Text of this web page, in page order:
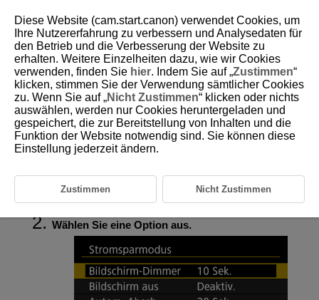
D388-224
Energiesparmodus
Sie können den Zeitpunkt einstellen, zu dem sich der Bildschirm
verdunkelt, zu dem sich der Bildschirm verdunkelt und dann ausschaltet
und zu dem sich die Kamera ausschaltet, nachdem die Kamera nicht
benutzt wurde (BIldschirm-Dimmer, Bildschirm aus und Automatische
Wählen Sie [ :Stromsparmodus] (
).
Wählen Sie eine Option aus.
Diese Website (cam.start.canon) verwendet Cookies, um
Ihre Nutzererfahrung zu verbessern und Analysedaten für
den Betrieb und die Verbesserung der Website zu
erhalten. Weitere Einzelheiten dazu, wie wir Cookies
verwenden, finden Sie hier. Indem Sie auf „Zustimmen“
klicken, stimmen Sie der Verwendung sämtlicher Cookies
zu. Wenn Sie auf „Nicht Zustimmen“ klicken oder nichts
auswählen, werden nur Cookies heruntergeladen und
gespeichert, die zur Bereitstellung von Inhalten und die
Funktion der Website notwendig sind. Sie können diese
Einstellung jederzeit ändern.
Zustimmen Nicht Zustimmen